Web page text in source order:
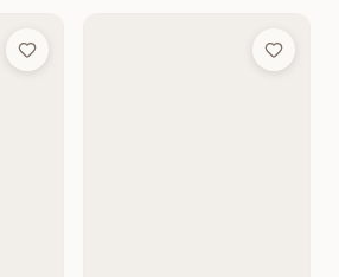
Add to Wish List Add to